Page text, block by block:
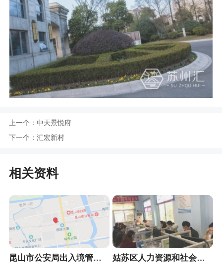
上一个： 中天景悦府
下一个： 汇宏新村
相关资料
昆山市公安局出入境管理大队 姑苏区人力资源和社会保障局